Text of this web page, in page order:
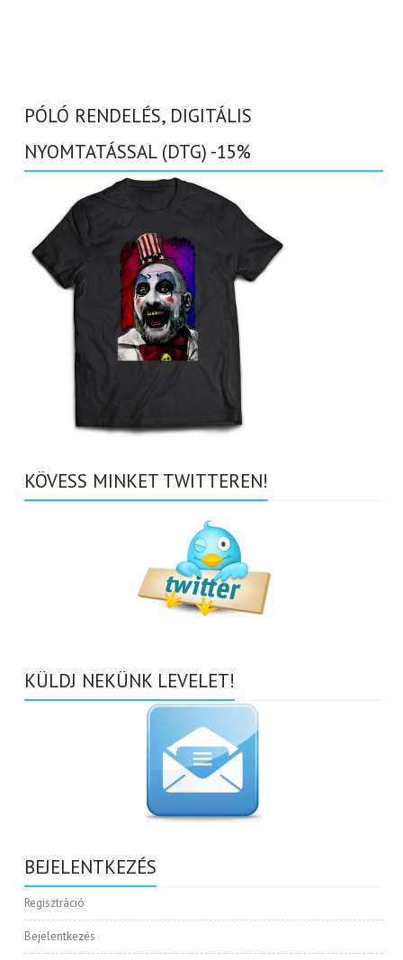
PÓLÓ RENDELÉS, DIGITÁLIS
NYOMTATÁSSAL (DTG) -15%
KÖVESS MINKET TWITTEREN!
KÜLDJ NEKÜNK LEVELET!
BEJELENTKEZÉS
Regisztráció
Bejelentkezés